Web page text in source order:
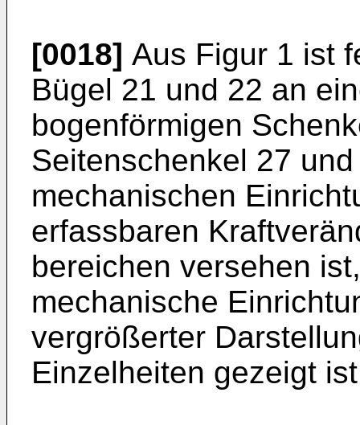
[0018] Aus Figur 1 ist
Bügel 21 und 22 an
bogenförmigen
Seitenschenkel 27
mechanischen
erfassbaren
bereichen versehen
mechanische
vergrößerter
Einzelheiten gezeigt